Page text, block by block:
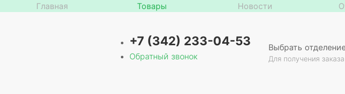
Главная Товары Новости
+7 (342) 233-04-53
Обратный звонок
Выбрать
Для получения заказа